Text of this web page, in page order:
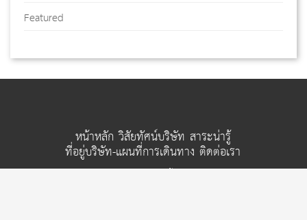
Featured
หน้าหลัก วิสัยทัศน์บริษัท สาระน่ารู้
ที่อยู่บริษัท-แผนที่การเดินทาง ติดต่อเรา